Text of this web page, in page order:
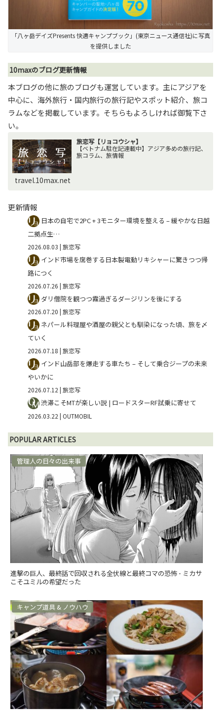
「八ヶ岳デイズPresents 快適キャンプブック」(東京ニュース通信社)に写真
を提供しました
10maxのブログ更新情報
本ブログの他に旅のブログも運営しています。主にアジアを
中心に、海外旅行・国内旅行の旅行記やスポット紹介、旅コ
ラムなどを掲載しています。そちらもよろしければ御覧下さ
い。
旅恋写【リョコウシャ】
【ベトナム駐在記連載中】アジア多めの旅行記、
旅コラム、旅情報
travel.10max.net
更新情報
日本の自宅で2PC + 3モニター環境を整える – 緩やかな日越
二拠点生…
2026.08.03 | 旅恋写
インド市場を席巻する日本製電動リキシャーに驚きつつ帰
路につく
2026.07.26 | 旅恋写
ダリ僧院を観つつ霧過ぎるダージリンを後にする
2026.07.20 | 旅恋写
ネパール料理屋や酒屋の親父とも馴染になった頃、旅を〆
ていく
2026.07.18 | 旅恋写
インド山岳部を爆走する車たち – そして乗合ジープの未来
やいかに
2026.07.12 | 旅恋写
渋滞こそMTが楽しい説 | ロードスターRF試乗に寄せて
2026.03.22 | OUTMOBIL
POPULAR ARTICLES
管理人の日々の出来事
進撃の巨人、最終話で回収される全伏線と最終コマの恐怖 - ミカサ
こそユミルの希望だった
キャンプ道具 & ノウハウ